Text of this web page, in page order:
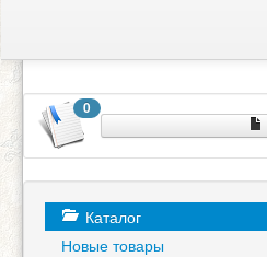
0
Каталог
Новые товары